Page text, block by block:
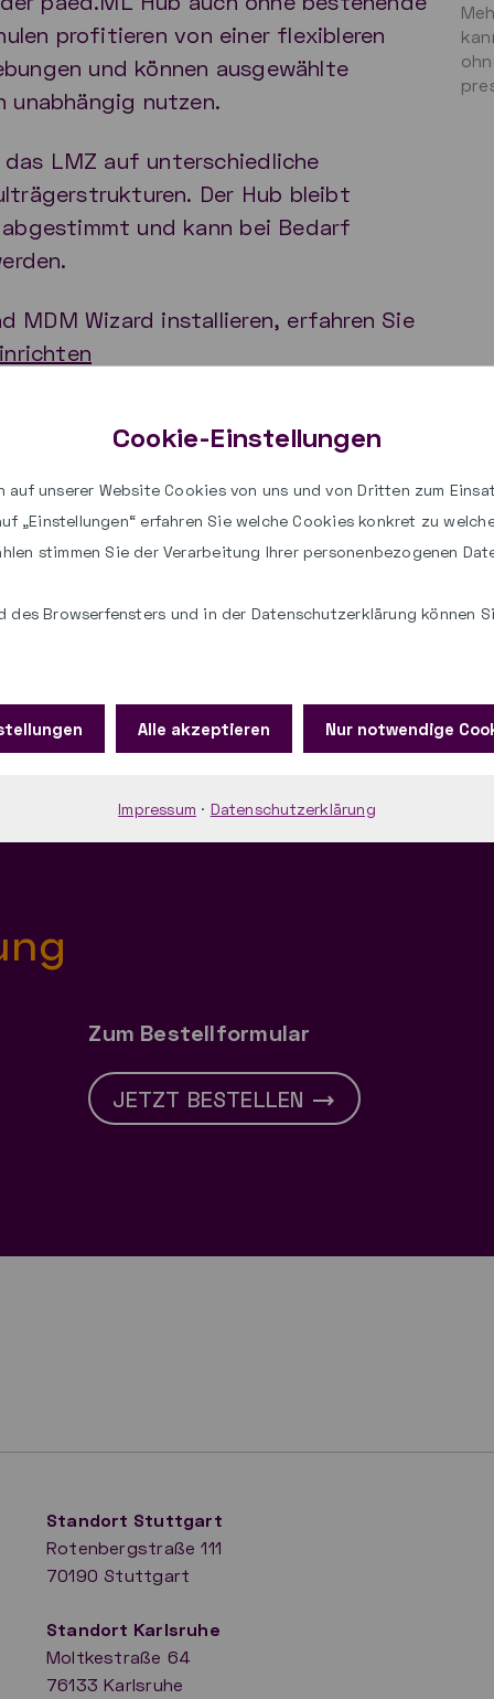
Cookie-Einstellungen
auf unserer Website Cookies von uns und von Dritten zum
„Einstellungen“ erfahren Sie welche Cookies konkret zu
stimmen Sie der Verarbeitung Ihrer personenbezogenen
des Browserfensters und in der Datenschutzerklärung können
Alle akzeptieren Nur notwendige
Impressum · Datenschutzerklärung
profitieren von einer flexibleren
und können ausgewählte
nutzen.
LMZ auf unterschiedliche
Der Hub bleibt
und kann bei Bedarf
MDM Wizard installieren, erfahren Sie
posten mitteilen
Zum Bestellformular
JETZT BESTELLEN
Standort Stuttgart
Rotenbergstraße 111
70190 Stuttgart
​Standort Karlsruhe
Moltkestraße 64
76133 Karlsruhe